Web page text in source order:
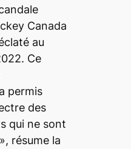
Canada
au
Ce
permis
des
qui ne sont
», résume la